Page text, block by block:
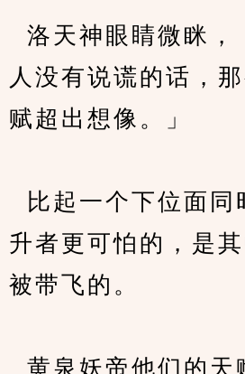
人没有说谎的话，
赋超出想像。」
升者更可怕的，是
被带飞的。